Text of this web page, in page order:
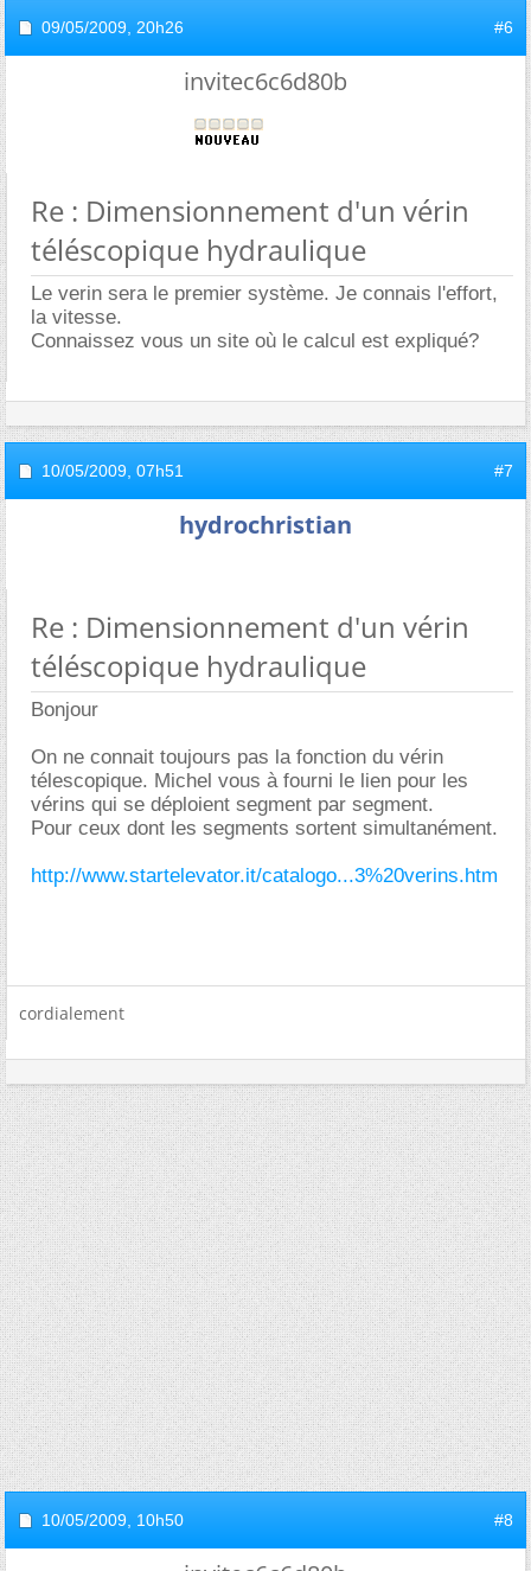
09/05/2009, 20h26 #6
invitec6c6d80b
Re : Dimensionnement d'un vérin
téléscopique hydraulique
Le verin sera le premier système. Je connais l'effort,
la vitesse.
Connaissez vous un site où le calcul est expliqué?
10/05/2009, 07h51 #7
hydrochristian
Re : Dimensionnement d'un vérin
téléscopique hydraulique
Bonjour
On ne connait toujours pas la fonction du vérin
télescopique. Michel vous à fourni le lien pour les
vérins qui se déploient segment par segment.
Pour ceux dont les segments sortent simultanément.
http://www.startelevator.it/catalogo...3%20verins.htm
cordialement
10/05/2009, 10h50 #8